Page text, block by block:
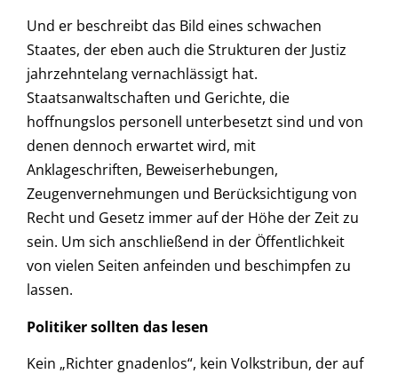
Und er beschreibt das Bild eines schwachen
Staates, der eben auch die Strukturen der Justiz
jahrzehntelang vernachlässigt hat.
Staatsanwaltschaften und Gerichte, die
hoffnungslos personell unterbesetzt sind und von
denen dennoch erwartet wird, mit
Anklageschriften, Beweiserhebungen,
Zeugenvernehmungen und Berücksichtigung von
Recht und Gesetz immer auf der Höhe der Zeit zu
sein. Um sich anschließend in der Öffentlichkeit
von vielen Seiten anfeinden und beschimpfen zu
lassen.
Politiker sollten das lesen
Kein „Richter gnadenlos“, kein Volkstribun, der auf